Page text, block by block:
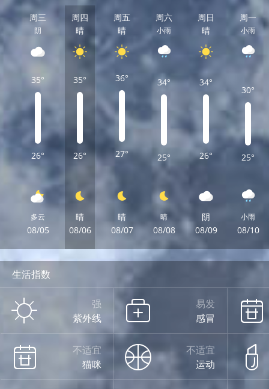
周三
阴
35°
26°
多云
08/05
周四
晴
35°
26°
晴
08/06
周五
晴
36°
27°
晴
08/07
周六
小雨
34°
25°
晴
08/08
周日
晴
34°
26°
阴
08/09
周一
小雨
30°
25°
小雨
08/10
生活指数
强
紫外线
易发
感冒
不适宜
猫咪
不适宜
运动